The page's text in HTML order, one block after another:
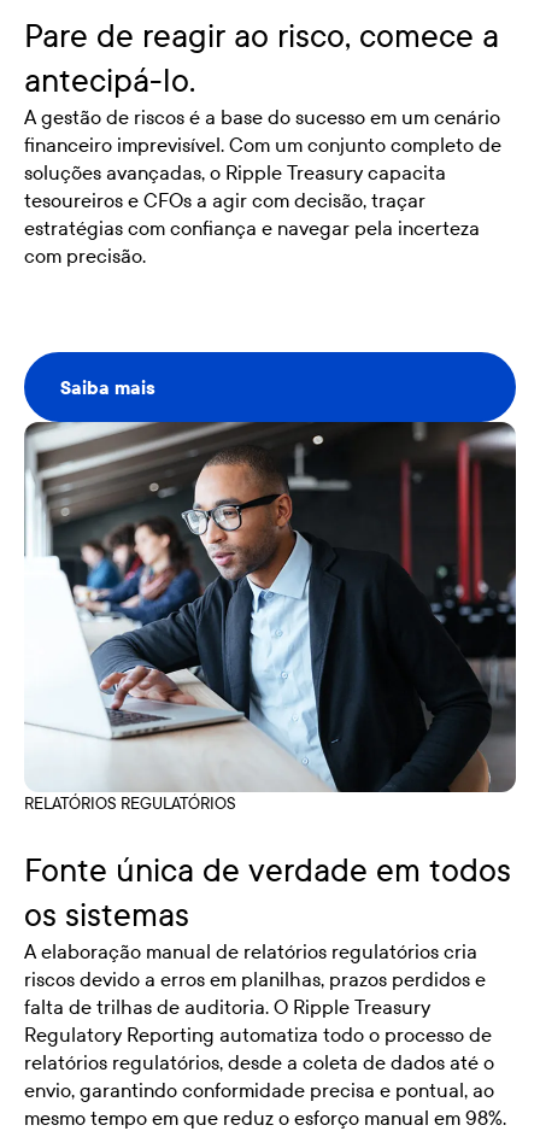
Pare de reagir ao risco, comece a
antecipá-lo.
A gestão de riscos é a base do sucesso em um cenário
financeiro imprevisível. Com um conjunto completo de
soluções avançadas, o Ripple Treasury capacita
tesoureiros e CFOs a agir com decisão, traçar
estratégias com confiança e navegar pela incerteza
com precisão.
Saiba mais
Saiba mais
RELATÓRIOS REGULATÓRIOS
Fonte única de verdade em todos
os sistemas
A elaboração manual de relatórios regulatórios cria
riscos devido a erros em planilhas, prazos perdidos e
falta de trilhas de auditoria. O Ripple Treasury
Regulatory Reporting automatiza todo o processo de
relatórios regulatórios, desde a coleta de dados até o
envio, garantindo conformidade precisa e pontual, ao
mesmo tempo em que reduz o esforço manual em 98%.